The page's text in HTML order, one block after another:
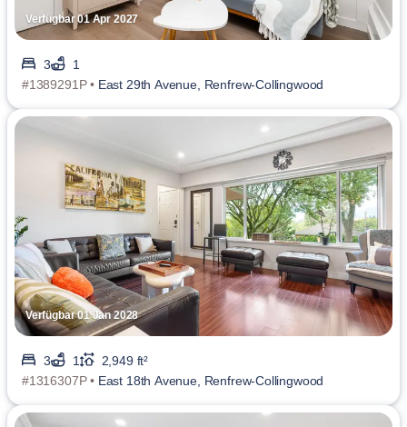
Verfügbar 01 Apr 2027
3
1
#1389291P • East 29th Avenue, Renfrew-Collingwood
Verfügbar 01 Jan 2028
3 1
2,949 ft²
#1316307P • East 18th Avenue, Renfrew-Collingwood